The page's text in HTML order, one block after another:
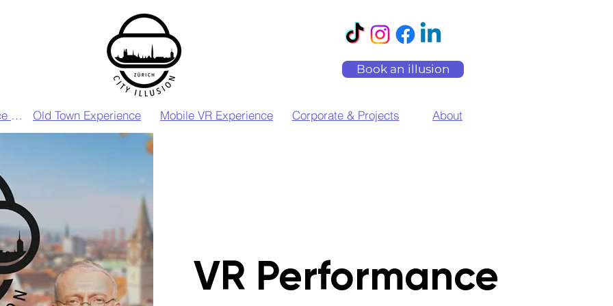
VIP VR Experience Zurich
Book an illusion
Old Town Experience Mobile VR Experience Corporate & Projects About
VR Performance